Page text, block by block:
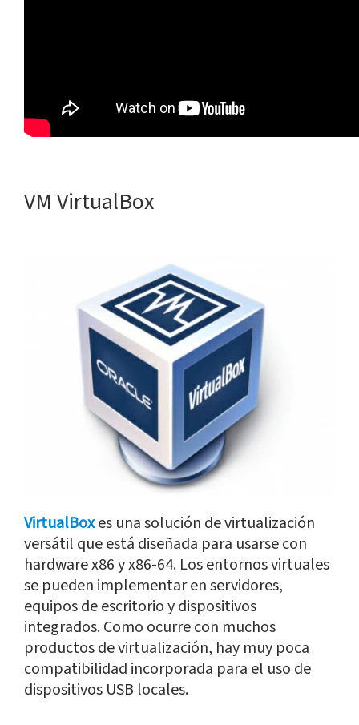
VM VirtualBox
VirtualBoxes una solución de virtualización
versátil que está diseñada para usarse con
hardware x86 y x86-64. Los entornos virtuales
se pueden implementar en servidores,
equipos de escritorio y dispositivos
integrados. Como ocurre con muchos
productos de virtualización, hay muy poca
compatibilidad incorporada para el uso de
dispositivos USB locales.